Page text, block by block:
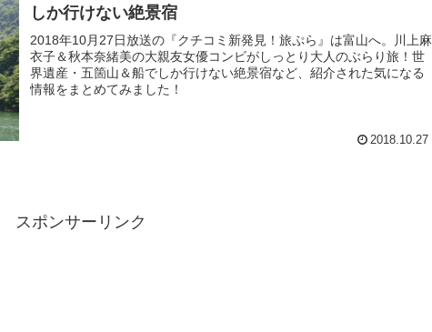
しか行けない絶景宿
2018年10月27日放送の『クチコミ新発見！旅ぷら』は富山へ。川上麻
衣子＆秋本奈緒美の大親友女優コンビがしっとり大人のぶらり旅！世
界遺産・五箇山＆船でしか行けない絶景宿など、紹介された気になる
情報をまとめてみました！
2018.10.27
スポンサーリンク